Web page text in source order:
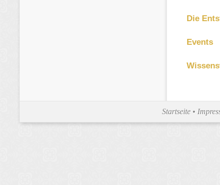
Die
Events
Startseite •